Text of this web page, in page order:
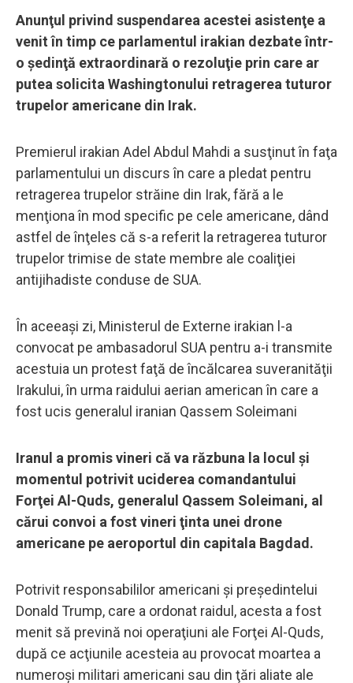
Anunţul privind suspendarea acestei asistenţe a
venit în timp ce parlamentul irakian dezbate într-
o şedinţă extraordinară o rezoluţie prin care ar
putea solicita Washingtonului retragerea tuturor
trupelor americane din Irak.
Premierul irakian Adel Abdul Mahdi a susţinut în faţa
parlamentului un discurs în care a pledat pentru
retragerea trupelor străine din Irak, fără a le
menţiona în mod specific pe cele americane, dând
astfel de înţeles că s-a referit la retragerea tuturor
trupelor trimise de state membre ale coaliţiei
antijihadiste conduse de SUA.
În aceeaşi zi, Ministerul de Externe irakian l-a
convocat pe ambasadorul SUA pentru a-i transmite
acestuia un protest faţă de încălcarea suveranităţii
Irakului, în urma raidului aerian american în care a
fost ucis generalul iranian Qassem Soleimani
Iranul a promis vineri că va răzbuna la locul şi
momentul potrivit uciderea comandantului
Forţei Al-Quds, generalul Qassem Soleimani, al
cărui convoi a fost vineri ţinta unei drone
americane pe aeroportul din capitala Bagdad.
Potrivit responsabililor americani şi preşedintelui
Donald Trump, care a ordonat raidul, acesta a fost
menit să prevină noi operaţiuni ale Forţei Al-Quds,
după ce acţiunile acesteia au provocat moartea a
numeroşi militari americani sau din ţări aliate ale